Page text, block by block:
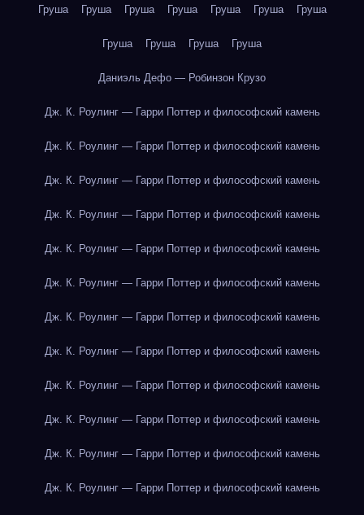
Груша Груша Груша Груша Груша Груша Груша
Груша Груша Груша Груша
Даниэль Дефо — Робинзон Крузо
Дж. К. Роулинг — Гарри Поттер и философский камень
Дж. К. Роулинг — Гарри Поттер и философский камень
Дж. К. Роулинг — Гарри Поттер и философский камень
Дж. К. Роулинг — Гарри Поттер и философский камень
Дж. К. Роулинг — Гарри Поттер и философский камень
Дж. К. Роулинг — Гарри Поттер и философский камень
Дж. К. Роулинг — Гарри Поттер и философский камень
Дж. К. Роулинг — Гарри Поттер и философский камень
Дж. К. Роулинг — Гарри Поттер и философский камень
Дж. К. Роулинг — Гарри Поттер и философский камень
Дж. К. Роулинг — Гарри Поттер и философский камень
Дж. К. Роулинг — Гарри Поттер и философский камень